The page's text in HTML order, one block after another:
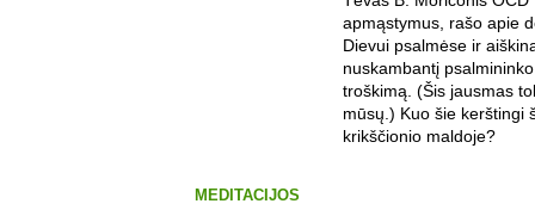
apmąstymus, rašo apie
Dievui psalmėse ir
nuskambantį
troškimą. (Šis jausmas
mūsų.) Kuo šie kerštingi
krikščionio maldoje?
MEDITACIJOS